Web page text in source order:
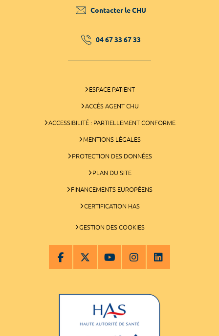
Contacter le CHU
04 67 33 67 33
ESPACE PATIENT
ACCÈS AGENT CHU
ACCESSIBILITÉ : PARTIELLEMENT CONFORME
MENTIONS LÉGALES
PROTECTION DES DONNÉES
PLAN DU SITE
FINANCEMENTS EUROPÉENS
CERTIFICATION HAS
GESTION DES COOKIES